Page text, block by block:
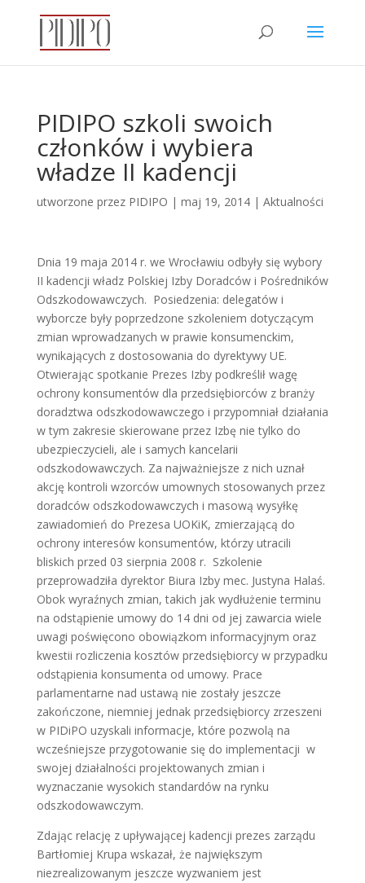
PIDIPO szkoli swoich
członków i wybiera
władze II kadencji
utworzone przez PIDIPO | maj 19, 2014| Aktualności
Dnia 19 maja 2014 r. we Wrocławiu odbyły się wybory
II kadencji władz Polskiej Izby Doradców i Pośredników
Odszkodowawczych. Posiedzenia: delegatów i
wyborcze były poprzedzone szkoleniem dotyczącym
zmian wprowadzanych w prawie konsumenckim,
wynikających z dostosowania do dyrektywy UE.
Otwierając spotkanie Prezes Izby podkreślił wagę
ochrony konsumentów dla przedsiębiorców z branży
doradztwa odszkodowawczego i przypomniał działania
w tym zakresie skierowane przez Izbę nie tylko do
ubezpieczycieli, ale i samych kancelarii
odszkodowawczych. Za najważniejsze z nich uznał
akcję kontroli wzorców umownych stosowanych przez
doradców odszkodowawczych i masową wysyłkę
zawiadomień do Prezesa UOKiK, zmierzającą do
ochrony interesów konsumentów, którzy utracili
bliskich przed 03 sierpnia 2008 r. Szkolenie
przeprowadziła dyrektor Biura Izby mec. Justyna Halaś.
Obok wyraźnych zmian, takich jak wydłużenie terminu
na odstąpienie umowy do 14 dni od jej zawarcia wiele
uwagi poświęcono obowiązkom informacyjnym oraz
kwestii rozliczenia kosztów przedsiębiorcy w przypadku
odstąpienia konsumenta od umowy. Prace
parlamentarne nad ustawą nie zostały jeszcze
zakończone, niemniej jednak przedsiębiorcy zrzeszeni
w PIDiPO uzyskali informacje, które pozwolą na
wcześniejsze przygotowanie się do implementacji w
swojej działalności projektowanych zmian i
wyznaczanie wysokich standardów na rynku
odszkodowawczym.
Zdając relację z upływającej kadencji prezes zarządu
Bartłomiej Krupa wskazał, że największym
niezrealizowanym jeszcze wyzwaniem jest